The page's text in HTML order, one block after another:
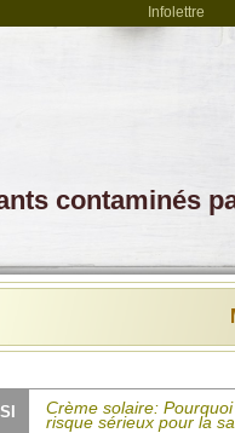
Infolettre
contaminés
Crème solaire:
risque sérieux pour la